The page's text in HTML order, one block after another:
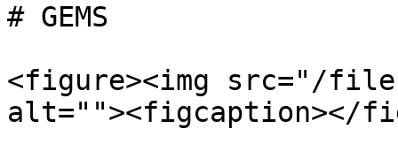
# GEMS
<figure><img src="/files/
alt=""><figcaption></